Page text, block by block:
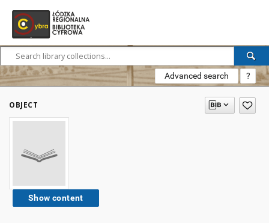
Advanced search ?
OBJECT
Show content